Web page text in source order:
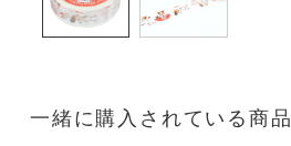
一緒に購入されている商品